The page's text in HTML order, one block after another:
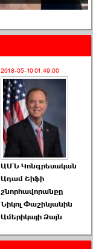
2018-05-10 01:49:00
ԱՄՆ Կոնգրեսական
Ադամ Շիֆի
շնորհավորանքը
Նիկոլ Փաշինյանին
Ամերիկայի Ձայն